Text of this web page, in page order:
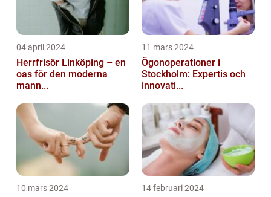
04 april 2024
Herrfrisör Linköping – en
oas för den moderna
mann...
11 mars 2024
Ögonoperationer i
Stockholm: Expertis och
innovati...
10 mars 2024 14 februari 2024